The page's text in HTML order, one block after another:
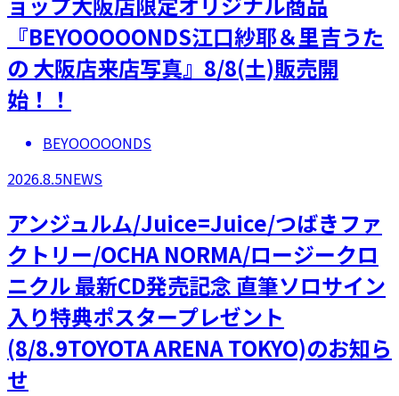
『BEYOOOOONDS江口紗耶＆里吉うた
の 大阪店来店写真』8/8(土)販売開
始！！
BEYOOOOONDS
2026.8.5NEWS
アンジュルム/Juice=Juice/つばきファ
クトリー/OCHA NORMA/ロージークロ
ニクル 最新CD発売記念 直筆ソロサイン
入り特典ポスタープレゼント
(8/8.9TOYOTA ARENA TOKYO)のお知ら
せ